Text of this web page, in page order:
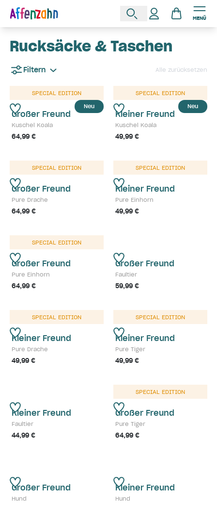
MENÜ
Rucksäcke & Taschen
Filtern Alle zurücksetzen
Neu
SPECIAL EDITION
Großer Freund
Kuschel Koala
64,99 €
Neu
SPECIAL EDITION
Kleiner Freund
Kuschel Koala
49,99 €
SPECIAL EDITION
Großer Freund
Pure Drache
64,99 €
SPECIAL EDITION
Kleiner Freund
Pure Einhorn
49,99 €
SPECIAL EDITION
Großer Freund
Pure Einhorn
64,99 €
Großer Freund
Faultier
59,99 €
SPECIAL EDITION
Kleiner Freund
Pure Drache
49,99 €
SPECIAL EDITION
Kleiner Freund
Pure Tiger
49,99 €
Kleiner Freund
Faultier
44,99 €
SPECIAL EDITION
Großer Freund
Pure Tiger
64,99 €
Großer Freund
Hund
Kleiner Freund
Hund